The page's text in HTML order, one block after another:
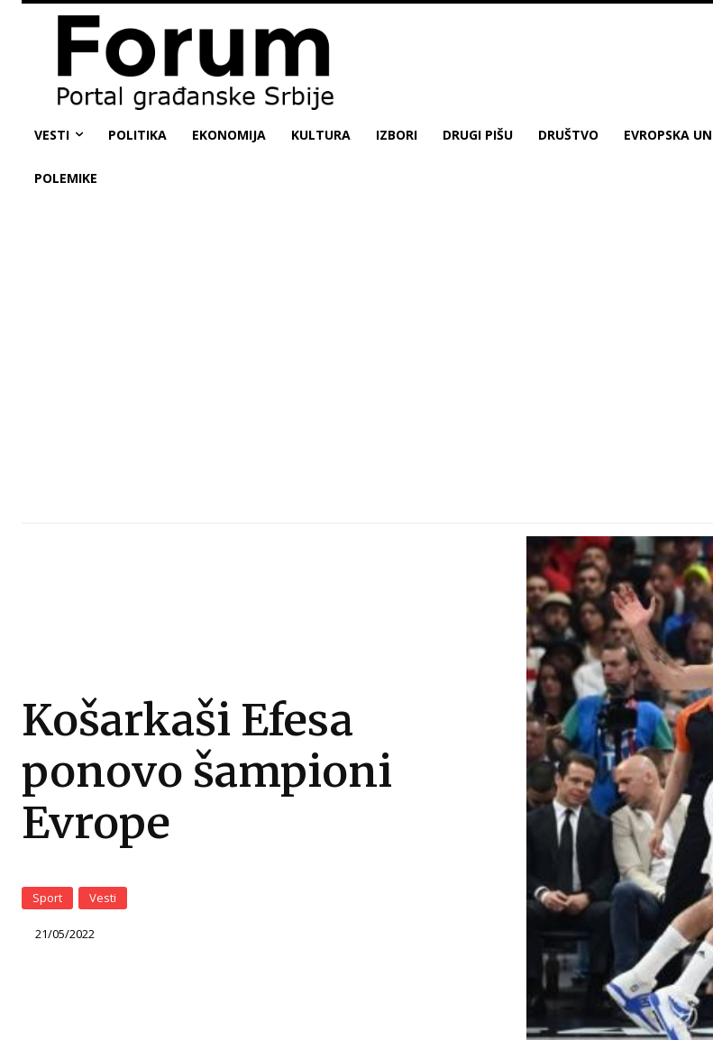
VESTI POLITIKA EKONOMIJA KULTURA IZBORI DRUGI PIŠU DRUŠTVO EVROPSKA
POLEMIKE
Košarkaši Efesa
ponovo šampioni
Evrope
Sport Vesti
21/05/2022